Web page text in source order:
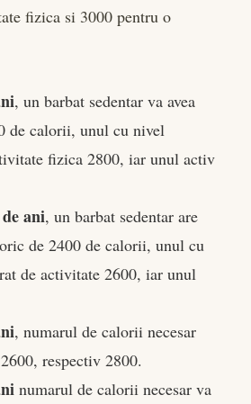
fizica si 3000 pentru o
, un barbat sedentar va avea
de calorii, unul cu nivel
fizica 2800, iar unul activ
ani, un barbat sedentar are
de 2400 de calorii, unul cu
de activitate 2600, iar unul
, numarul de calorii necesar
respectiv 2800.
numarul de calorii necesar va